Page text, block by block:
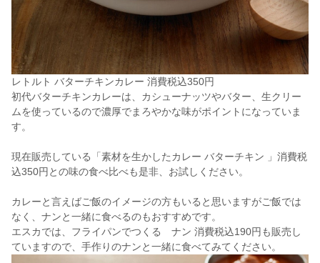
レトルト バターチキンカレー 消費税込350円
初代バターチキンカレーは、カシューナッツやバター、生クリー
ムを使っているので濃厚でまろやかな味がポイントになっていま
す。
現在販売している「素材を生かしたカレー バターチキン 」消費税
込350円との味の食べ比べも是非、お試しください。
カレーと言えばご飯のイメージの方もいると思いますがご飯では
なく、ナンと一緒に食べるのもおすすめです。
エスカでは、フライパンでつくる ナン 消費税込190円も販売し
ていますので、手作りのナンと一緒に食べてみてください。